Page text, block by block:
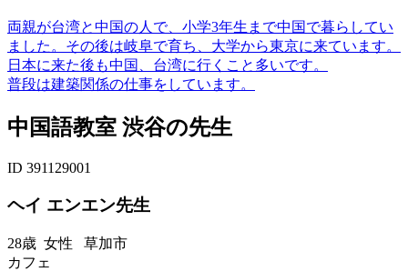
両親が台湾と中国の人で、小学3年生まで中国で暮らしてい
ました。その後は岐阜で育ち、大学から東京に来ています。
日本に来た後も中国、台湾に行くこと多いです。
普段は建築関係の仕事をしています。
中国語教室 渋谷の先生
ID 391129001
ヘイ エンエン先生
28歳 女性 草加市
カフェ